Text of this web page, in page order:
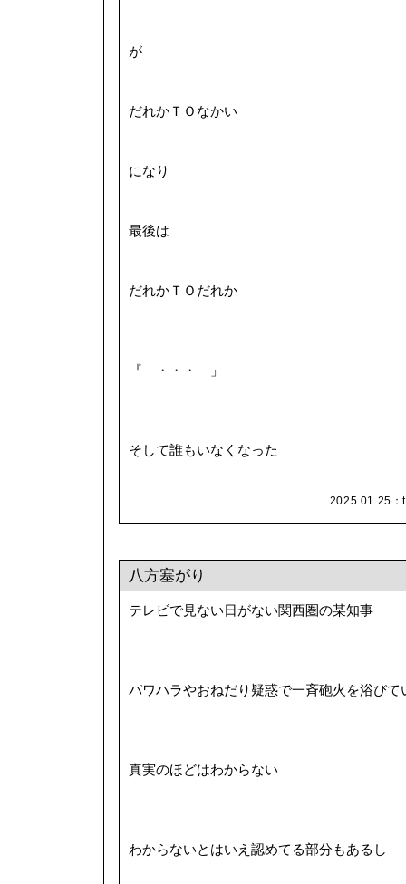
が
だれかＴＯなかい
になり
最後は
だれかＴＯだれか
『 ・・・ 」
そして誰もいなくなった
2025.01.25：
八方塞がり
テレビで見ない日がない関西圏の某知事
パワハラやおねだり疑惑で一斉砲火を浴びて
真実のほどはわからない
わからないとはいえ認めてる部分もあるし